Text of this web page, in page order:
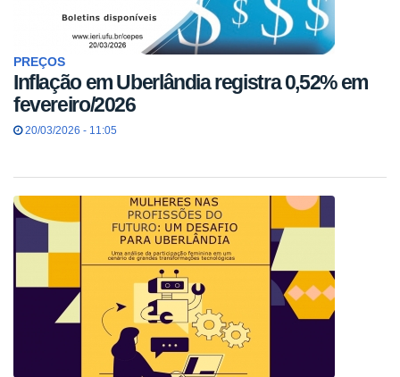
PREÇOS
Inflação em Uberlândia registra 0,52% em
fevereiro/2026
20/03/2026 - 11:05